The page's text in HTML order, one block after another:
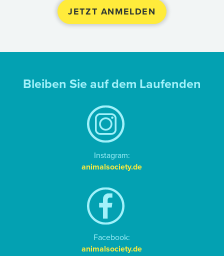
Bleiben Sie auf dem Laufenden
Instagram:
animalsociety.de
Facebook:
animalsociety.de